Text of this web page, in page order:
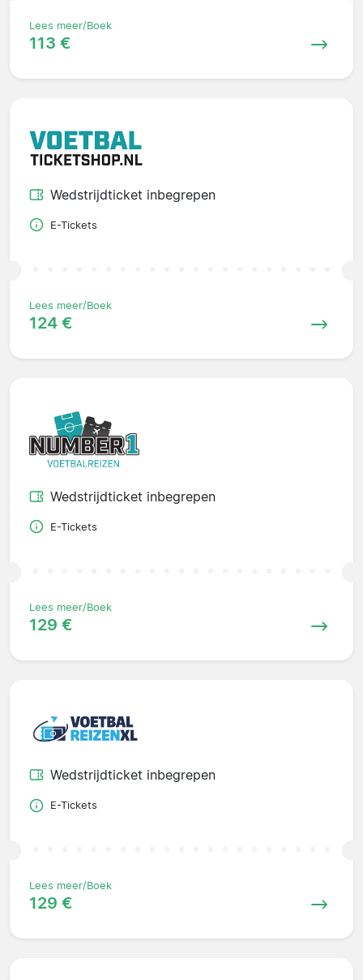
Lees meer/Boek
113 €
Wedstrijdticket inbegrepen
E-Tickets
Lees meer/Boek
124 €
Wedstrijdticket inbegrepen
E-Tickets
Lees meer/Boek
129 €
Wedstrijdticket inbegrepen
E-Tickets
Lees meer/Boek
129 €